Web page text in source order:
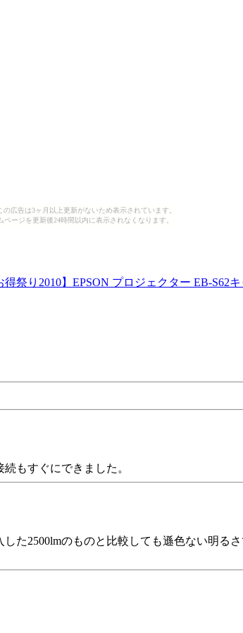
の広告は3ヶ月以上更新がないため表示されています。
ページを更新後24時間以内に表示されなくなります。
り2010】EPSON プロジェクター EB-S62
もすぐにできました。
た2500lmのものと比較しても遜色ない明る